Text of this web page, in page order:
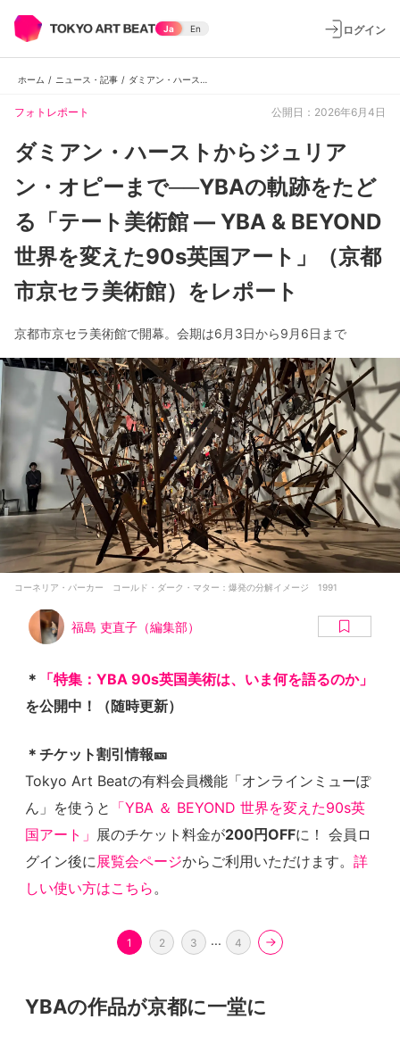
Ja En ログイン
ホーム / ニュース・記事 /
フォトレポート 公開日：2026年6月4日
ダミアン・ハーストからジュリア
ン・オピーまで──YBAの軌跡をたど
る「テート美術館 ― YBA & BEYOND
世界を変えた90s英国アート」（京都
市京セラ美術館）をレポート
京都市京セラ美術館で開幕。会期は6月3日から9月6日まで
コーネリア・パーカー コールド・ダーク・マター：爆発の分解イメージ 1991
福島 吏直子（編集部）
＊
「特集：YBA 90s英国美術は、いま何を語るのか」
を公開中！（随時更新）
＊チケット割引情報🎫
Tokyo Art Beatの有料会員機能「オンラインミューぽ
ん」を使うと 「YBA ＆ BEYOND 世界を変えた90s英
国アート」 展のチケット料金が200円OFFに！ 会員ロ
グイン後に展覧会ページからご利用いただけます。詳
しい使い方はこちら。
1 2 3 ... 4
YBAの作品が京都に一堂に